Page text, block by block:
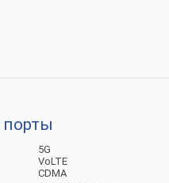
5G
VoLTE
CDMA